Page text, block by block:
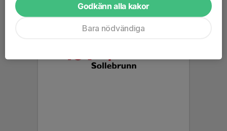
Godkänn alla kakor
Bara nödvändiga